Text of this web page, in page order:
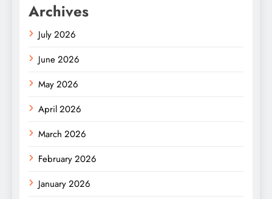
Archives
July 2026
June 2026
May 2026
April 2026
March 2026
February 2026
January 2026